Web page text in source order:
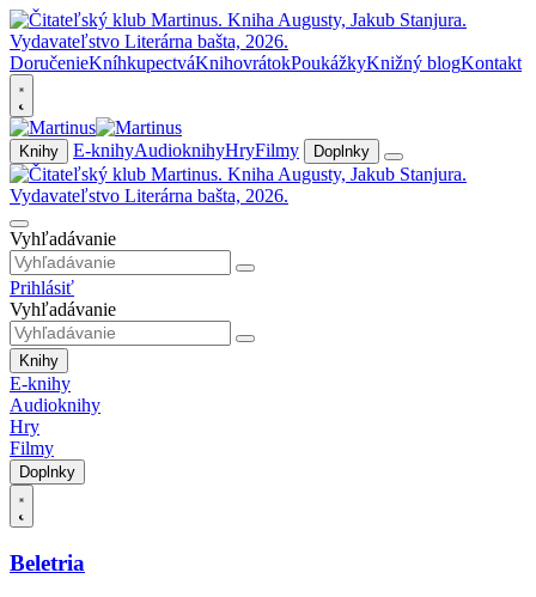
DoručenieKníhkupectváKnihovrátokPoukážkyKnižný blogKontakt
Knihy E-knihyAudioknihyHryFilmy Doplnky
Vyhľadávanie
Prihlásiť
Vyhľadávanie
Knihy
E-knihy
Audioknihy
Hry
Filmy
Doplnky
Beletria